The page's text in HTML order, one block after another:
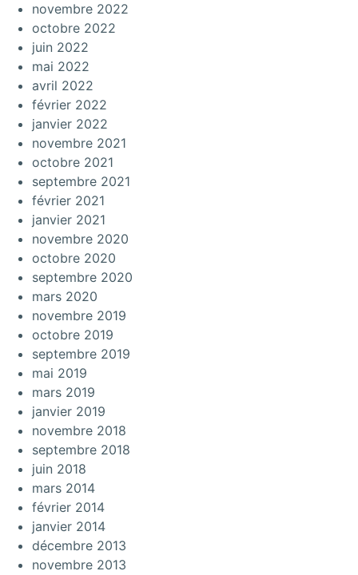
novembre 2022
octobre 2022
juin 2022
mai 2022
avril 2022
février 2022
janvier 2022
novembre 2021
octobre 2021
septembre 2021
février 2021
janvier 2021
novembre 2020
octobre 2020
septembre 2020
mars 2020
novembre 2019
octobre 2019
septembre 2019
mai 2019
mars 2019
janvier 2019
novembre 2018
septembre 2018
juin 2018
mars 2014
février 2014
janvier 2014
décembre 2013
novembre 2013